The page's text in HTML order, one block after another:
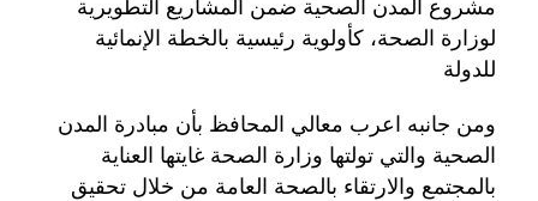
مشروع المدن الصحية ضمن المشاريع التطويرية
لوزارة الصحة، كأولوية رئيسية بالخطة الإنمائية
للدولة
ومن جانبه اعرب معالي المحافظ بأن مبادرة المدن
الصحية والتي تولتها وزارة الصحة غايتها العناية
بالمجتمع والارتقاء بالصحة العامة من خلال تحقيق